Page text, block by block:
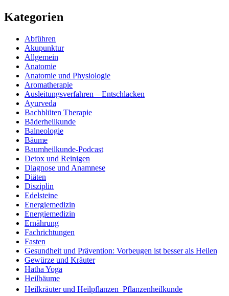
Kategorien
Abführen
Akupunktur
Allgemein
Anatomie
Anatomie und Physiologie
Aromatherapie
Ausleitungsverfahren – Entschlacken
Ayurveda
Bachblüten Therapie
Bäderheilkunde
Balneologie
Bäume
Baumheilkunde-Podcast
Detox und Reinigen
Diagnose und Anamnese
Diäten
Disziplin
Edelsteine
Energiemedizin
Energiemedizin
Ernährung
Fachrichtungen
Fasten
Gesundheit und Prävention: Vorbeugen ist besser als Heilen
Gewürze und Kräuter
Hatha Yoga
Heilbäume
Heilkräuter und Heilpflanzen  Pflanzenheilkunde